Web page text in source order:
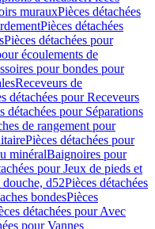
murauxPièces détachées
Pièces détachées
Pièces détachées pour
écoulements de
pour bondes pour
Receveurs de
détachées pour Receveurs
détachées pour Séparations
de rangement pour
Pièces détachées pour
minéralBaignoires pour
pour Jeux de pieds et
douche, d52Pièces détachées
bondesPièces
détachées pour Avec
pour Vannes